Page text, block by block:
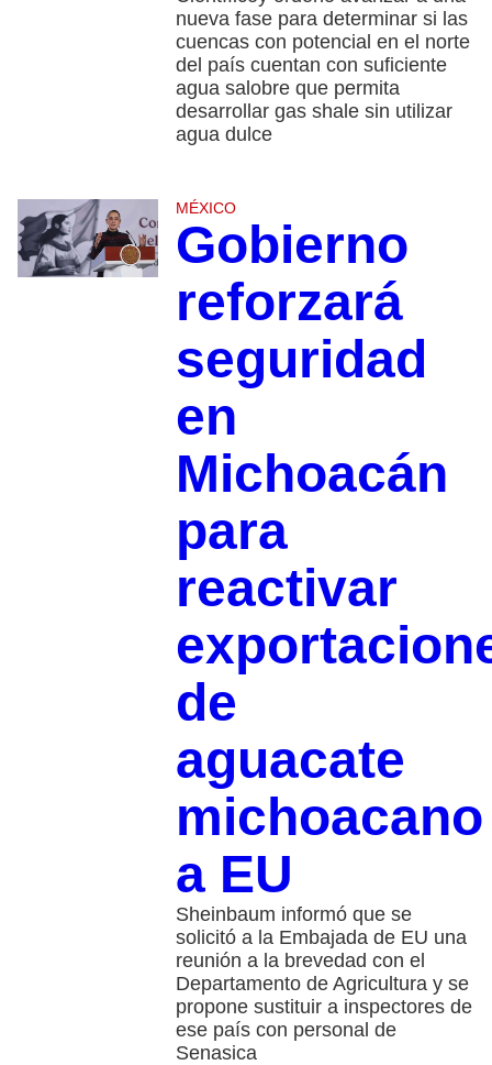
nueva fase para determinar si las
cuencas con potencial en el norte
del país cuentan con suficiente
agua salobre que permita
desarrollar gas shale sin utilizar
agua dulce
MÉXICO
Gobierno
reforzará
seguridad
en
Michoacán
para
reactivar
de
aguacate
michoacano
a EU
Sheinbaum informó que se
solicitó a la Embajada de EU una
reunión a la brevedad con el
Departamento de Agricultura y se
propone sustituir a inspectores de
ese país con personal de
Senasica